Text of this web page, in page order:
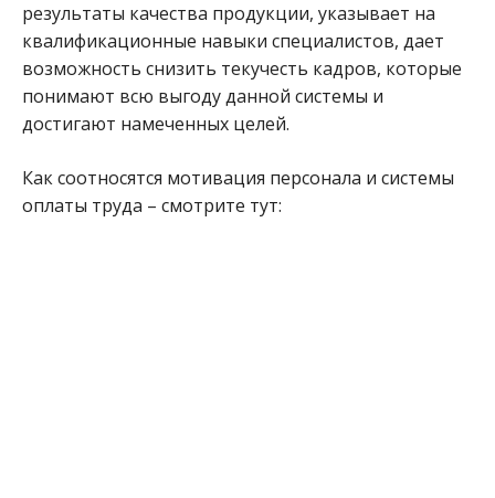
результаты качества продукции, указывает на
квалификационные навыки специалистов, дает
возможность снизить текучесть кадров, которые
понимают всю выгоду данной системы и
достигают намеченных целей.
Как соотносятся мотивация персонала и системы
оплаты труда – смотрите тут: